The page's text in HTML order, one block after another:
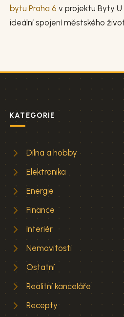
bytu Praha 6 v projektu Byty
ideální spojení městského
KATEGORIE
Dílna a hobby
Elektronika
Energie
Finance
Interiér
Nemovitosti
Ostatní
Realitní kanceláře
Recepty